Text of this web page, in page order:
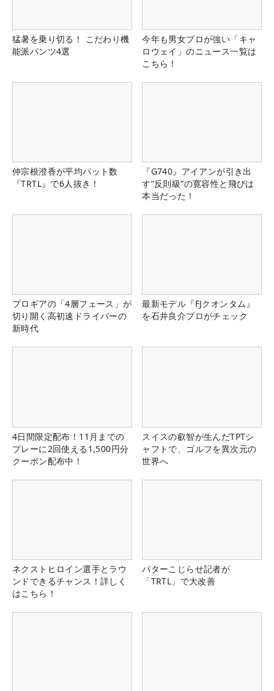
猛暑を乗り切る！ こだわり機
能派パンツ4選
今年も男女プロが強い「キャ
ロウェイ」のニュース一覧は
こちら！
仲宗根澄香が平均パット数
『TRTL』で6人抜き！
『G740』アイアンが引き出
す“反則級”の寛容性と飛びは
本当だった！
プロギアの「4層フェース」が
切り開く高初速ドライバーの
新時代
最新モデル『FJクオンタム』
を石井良介プロがチェック
4日間限定配布！11月までの
プレーに2回使える1,500円分
クーポン配布中！
スイスの叡智が生んだTPTシ
ャフトで、ゴルフを異次元の
世界へ
ネクストヒロイン選手とラウ
ンドできるチャンス！詳しく
はこちら！
パターこじらせ記者が
「TRTL」で大改善